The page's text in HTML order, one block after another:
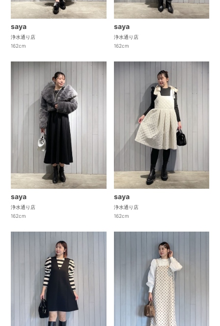
saya
浄水通り店
162cm
saya
浄水通り店
162cm
saya
浄水通り店
162cm
saya
浄水通り店
162cm